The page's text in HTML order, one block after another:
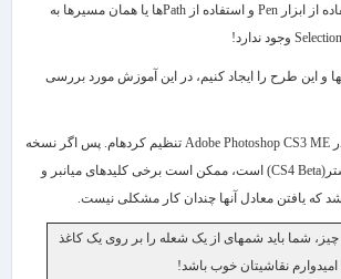
از ابزار Pen و استفاده از Pathها یا همان مسیرها به
Selection وجود ندارد!
و این طرح را ایجاد کنیم، در این آموزش مورد بررسی
Adobe Photoshop CS3 ME تنظیم کرده​ام. پس اگر نسخه
CS4 Beta) است، ممکن است برخی کلیدهای میان​بر و
که یافتن معادل آن​ها چندان کار مشکلی نیست.
چیز، شما باید شمه​ای از یک شعله را بر روی یک کاغذ
امیدوارم نقاشی​تان خوب باشد!